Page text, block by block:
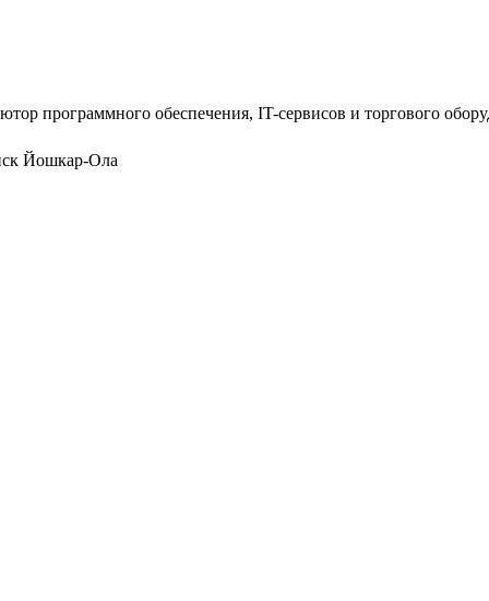
программного обеспечения, IT-сервисов и торгового
Йошкар-Ола